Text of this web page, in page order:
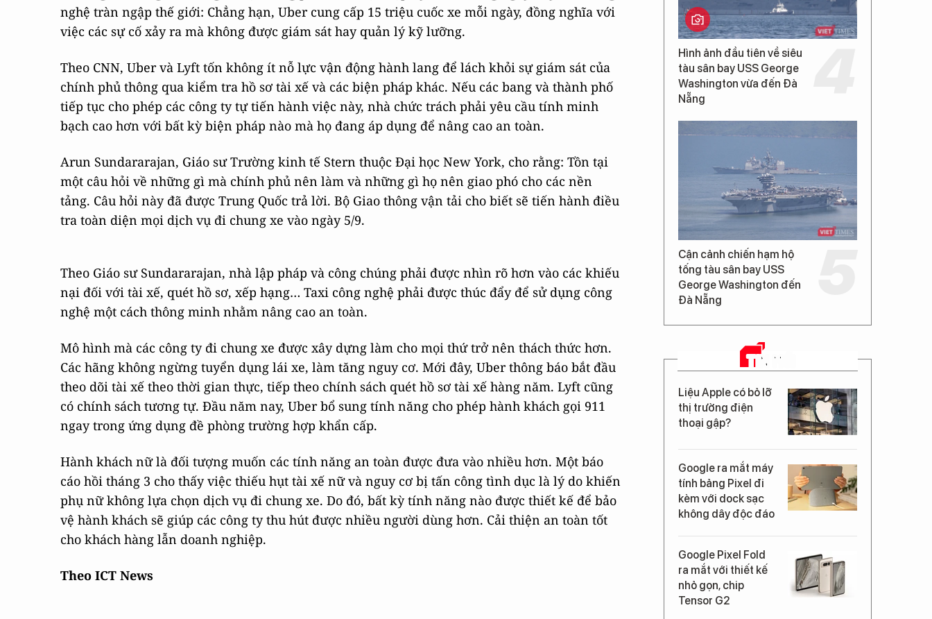
nghệ tràn ngập thế giới: Chẳng hạn, Uber cung cấp 15 triệu cuốc xe mỗi ngày, đồng nghĩa với
việc các sự cố xảy ra mà không được giám sát hay quản lý kỹ lưỡng.
Theo CNN, Uber và Lyft tốn không ít nỗ lực vận động hành lang để lách khỏi sự giám sát của
chính phủ thông qua kiểm tra hồ sơ tài xế và các biện pháp khác. Nếu các bang và thành phố
tiếp tục cho phép các công ty tự tiến hành việc này, nhà chức trách phải yêu cầu tính minh
bạch cao hơn với bất kỳ biện pháp nào mà họ đang áp dụng để nâng cao an toàn.
Arun Sundararajan, Giáo sư Trường kinh tế Stern thuộc Đại học New York, cho rằng: Tồn tại
một câu hỏi về những gì mà chính phủ nên làm và những gì họ nên giao phó cho các nền
tảng. Câu hỏi này đã được Trung Quốc trả lời. Bộ Giao thông vận tải cho biết sẽ tiến hành điều
tra toàn diện mọi dịch vụ đi chung xe vào ngày 5/9.
Theo Giáo sư Sundararajan, nhà lập pháp và công chúng phải được nhìn rõ hơn vào các khiếu
nại đối với tài xế, quét hồ sơ, xếp hạng… Taxi công nghệ phải được thúc đẩy để sử dụng công
nghệ một cách thông minh nhằm nâng cao an toàn.
Mô hình mà các công ty đi chung xe được xây dựng làm cho mọi thứ trở nên thách thức hơn.
Các hãng không ngừng tuyển dụng lái xe, làm tăng nguy cơ. Mới đây, Uber thông báo bắt đầu
theo dõi tài xế theo thời gian thực, tiếp theo chính sách quét hồ sơ tài xế hàng năm. Lyft cũng
có chính sách tương tự. Đầu năm nay, Uber bổ sung tính năng cho phép hành khách gọi 911
ngay trong ứng dụng đề phòng trường hợp khẩn cấp.
Hành khách nữ là đối tượng muốn các tính năng an toàn được đưa vào nhiều hơn. Một báo
cáo hồi tháng 3 cho thấy việc thiếu hụt tài xế nữ và nguy cơ bị tấn công tình dục là lý do khiến
phụ nữ không lựa chọn dịch vụ đi chung xe. Do đó, bất kỳ tính năng nào được thiết kế để bảo
vệ hành khách sẽ giúp các công ty thu hút được nhiều người dùng hơn. Cải thiện an toàn tốt
cho khách hàng lẫn doanh nghiệp.
Theo ICT News
Hình ảnh đầu tiên về siêu
tàu sân bay USS George
Washington vừa đến Đà
Nẵng
Cận cảnh chiến hạm hộ
tống tàu sân bay USS
George Washington đến
Đà Nẵng
TIN MỚI
Liệu Apple có bỏ lỡ
thị trường điện
thoại gập?
Google ra mắt máy
tính bảng Pixel đi
kèm với dock sạc
không dây độc đáo
Google Pixel Fold
ra mắt với thiết kế
nhỏ gọn, chip
Tensor G2